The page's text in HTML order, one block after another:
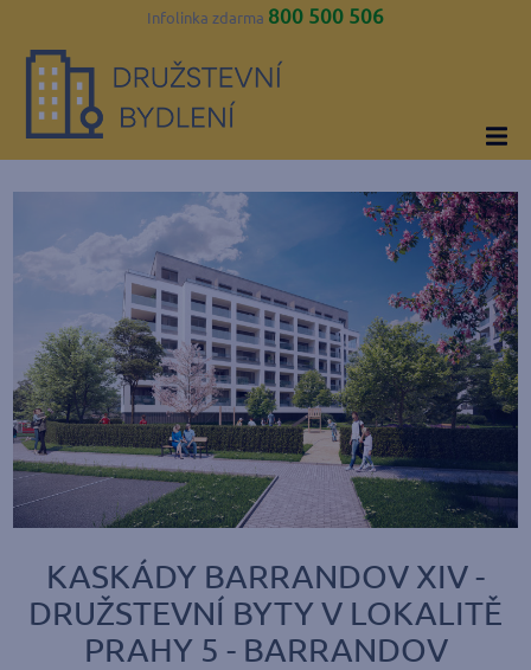
Infolinka zdarma 800 500 506
KASKÁDY BARRANDOV XIV -
DRUŽSTEVNÍ BYTY V LOKALITĚ
PRAHY 5 - BARRANDOV